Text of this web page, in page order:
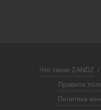
Что такое ZANDZ /
Правила
Политика